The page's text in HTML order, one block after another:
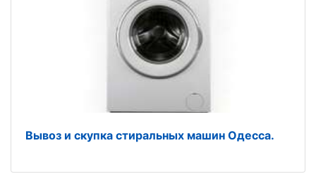
Вывоз и скупка стиральных машин Одесса.